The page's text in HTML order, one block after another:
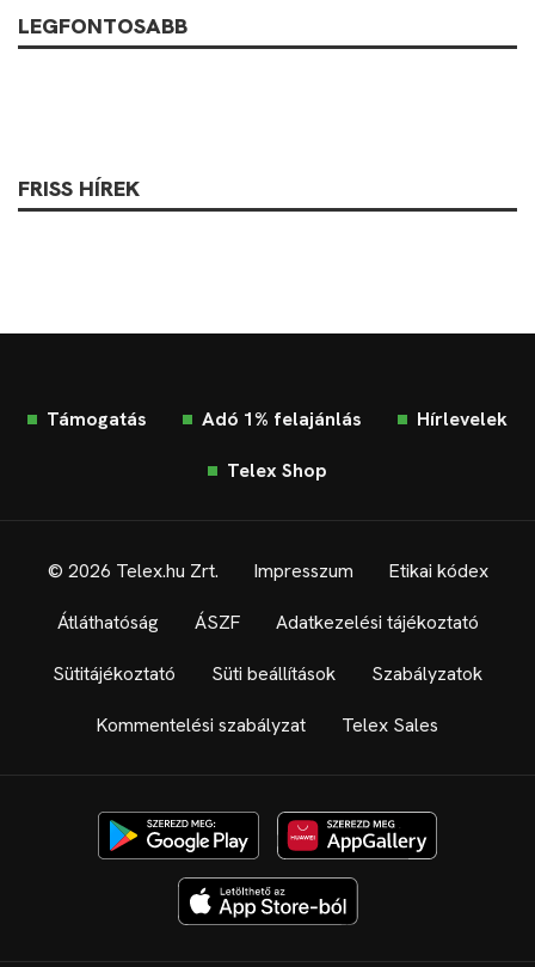
LEGFONTOSABB
FRISS HÍREK
Támogatás Adó 1% felajánlás Hírlevelek
Telex Shop
© 2026 Telex.hu Zrt. Impresszum Etikai kódex
Átláthatóság ÁSZF Adatkezelési tájékoztató
Sütitájékoztató Süti beállítások Szabályzatok
Kommentelési szabályzat Telex Sales